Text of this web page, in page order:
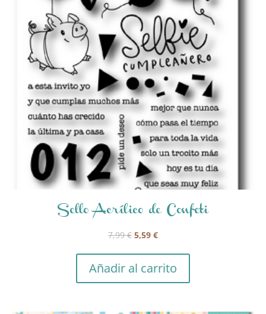
Sello Acrílico de Confeti
7,99€ El
original
era:
5,59 €El
actual
es:
Añadir al carrito